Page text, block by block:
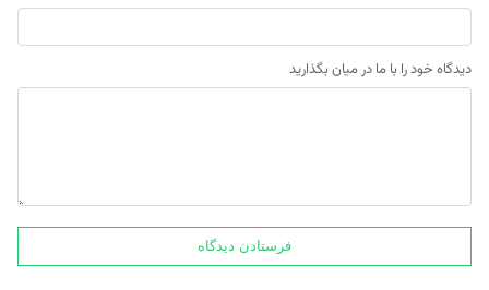
دیدگاه خود را با ما در میان بگذارید